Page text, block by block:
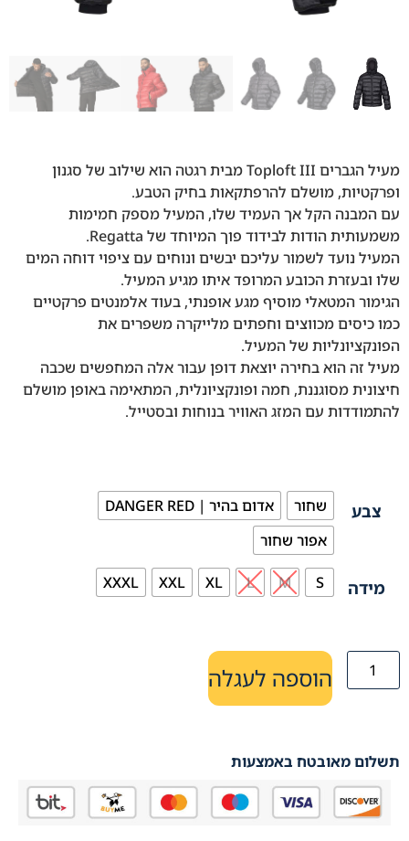
מעיל הגברים Toploft III מבית רגטה הוא שילוב של סגנון
ופרקטיות, מושלם להרפתקאות בחיק הטבע.
עם המבנה הקל אך העמיד שלו, המעיל מספק חמימות
משמעותית הודות לבידוד פוך המיוחד של Regatta.
המעיל נועד לשמור עליכם יבשים ונוחים עם ציפוי דוחה המים
שלו ובעזרת הכובע המרופד איתו מגיע המעיל.
הגימור המטאלי מוסיף מגע אופנתי, בעוד אלמנטים פרקטיים
כמו כיסים מכווצים וחפתים מלייקרה משפרים את
הפונקציונליות של המעיל.
מעיל זה הוא בחירה יוצאת דופן עבור אלה המחפשים שכבה
חיצונית מסוגננת, חמה ופונקציונלית, המתאימה באופן מושלם
להתמודדות עם המזג האוויר בנוחות ובסטייל.
צבע שחור
אדום בהיר | DANGER RED
אפור שחור
מידה S
M
L
XL
XXL
XXXL
הוספה לעגלה
תשלום מאובטח באמצעות